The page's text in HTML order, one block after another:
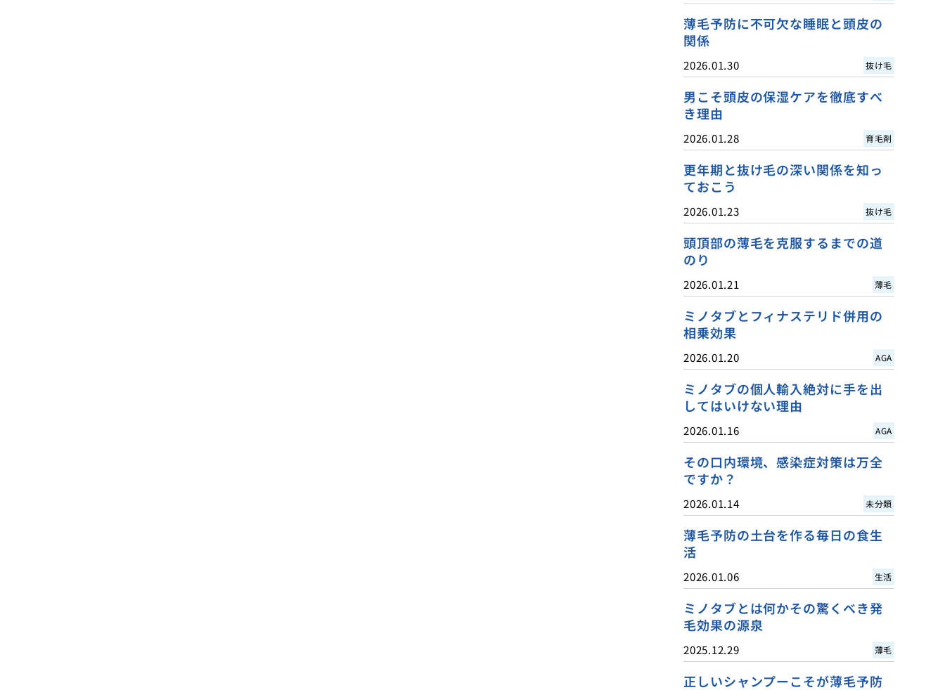
薄毛予防に不可欠な睡眠と頭皮の
関係
2026.01.30 抜け毛
男こそ頭皮の保湿ケアを徹底すべ
き理由
2026.01.28 育毛剤
更年期と抜け毛の深い関係を知っ
ておこう
2026.01.23 抜け毛
頭頂部の薄毛を克服するまでの道
のり
2026.01.21 薄毛
ミノタブとフィナステリド併用の
相乗効果
2026.01.20 AGA
ミノタブの個人輸入絶対に手を出
してはいけない理由
2026.01.16 AGA
その口内環境、感染症対策は万全
ですか？
2026.01.14 未分類
薄毛予防の土台を作る毎日の食生
活
2026.01.06 生活
ミノタブとは何かその驚くべき発
毛効果の源泉
2025.12.29 薄毛
正しいシャンプーこそが薄毛予防